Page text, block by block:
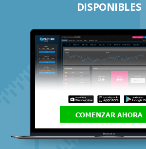
DISPONIBLES
COMENZAR AHORA